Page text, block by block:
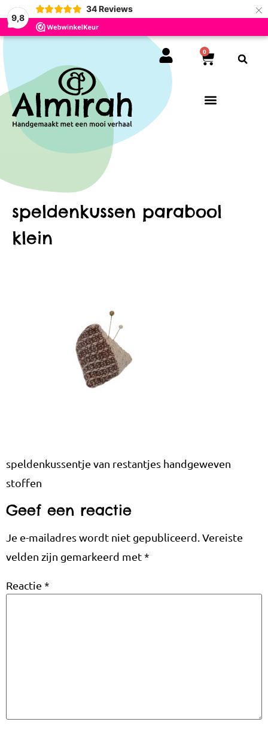
9,8
34 Reviews ×
0
speldenkussen parabool
klein
speldenkussentje van restantjes handgeweven
stoffen
Geef een reactie
Je e-mailadres wordt niet gepubliceerd. Vereiste
velden zijn gemarkeerd met*
Reactie *